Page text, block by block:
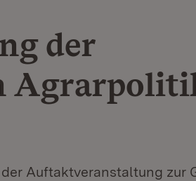
der
Auftaktveranstaltung zur